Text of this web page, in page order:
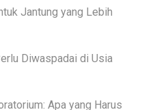
Jantung yang Lebih
Diwaspadai di Usia
Apa yang Harus